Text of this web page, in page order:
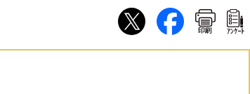
印刷 ｱﾝｹｰﾄ